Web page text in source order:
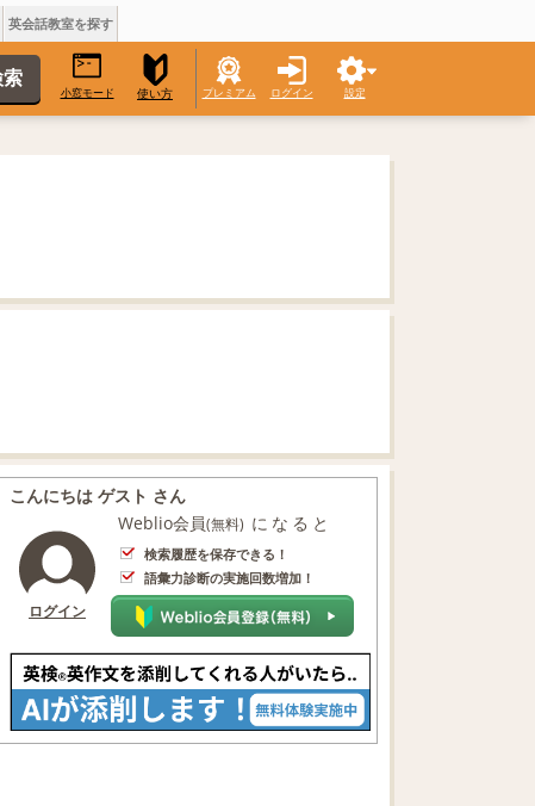
英会話教室を探す
小窓モード 使い方 プレミアム ログイン 設定
こんにちは ゲスト さん
ログイン
Weblio会員(無料) になると
検索履歴を保存できる！
語彙力診断の実施回数増加！